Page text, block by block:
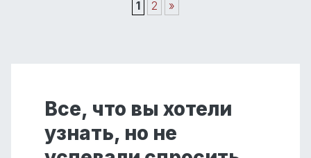
1 2 »
Все, что вы хотели
узнать, но не